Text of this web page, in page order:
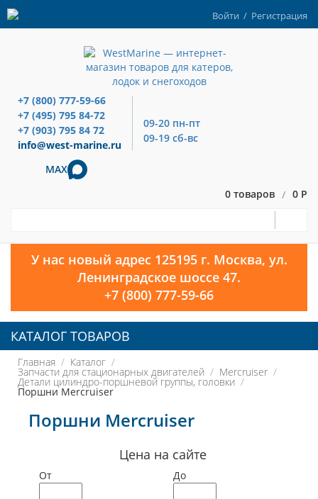
Войти / Регистрация
+7 (800) 777-59-66
+7 (495) 795 84-72
+7 (903) 795 84 72
info@west-marine.ru
09-20 пн-пт
09-19 сб-вс
MAX
0 товаров / 0 Р
У нас новый адрес 125195 г. Москва, ул.
Ленинградское шоссе 47.
+7 (800) 777-59-66
КАТАЛОГ ТОВАРОВ
Главная Каталог
Запчасти для стационарных двигателей Mercruiser
Детали цилиндро-поршневой группы, головки
Поршни Mercruiser
Поршни Mercruiser
Цена на сайте
От До